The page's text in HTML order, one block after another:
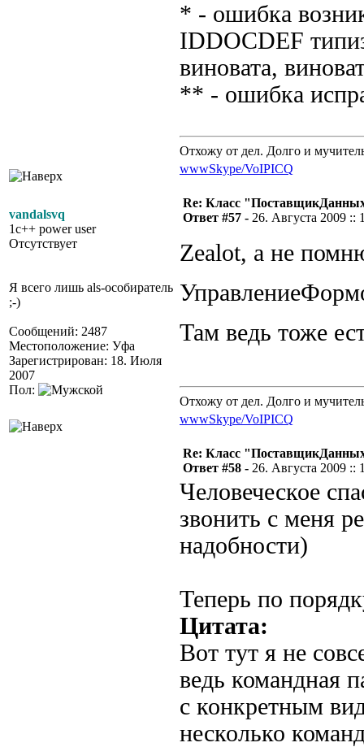
* - ошибка
IDDOCDEF
виновата,
** - ошибка
Отхожу от дел. Долго и
wwwSkype/VoIPICQ
vandalsvq
1c++ power user
Отсутствует
Я всего лишь als-особиратель
;-)
Сообщений: 2487
Местоположение: Уфа
Зарегистрирован: 18. Июля
2007
Пол:
Re: Класс
Ответ #57 - 26. Августа 2009 ::
Zealot, а не
Там ведь тоже
Отхожу от дел. Долго и
wwwSkype/VoIPICQ
Re: Класс
Ответ #58 - 26. Августа 2009 ::
Человеческое
звонить с меня
надобности)
Теперь по
Цитата:
Вот тут я не
ведь командная
с конкретным
несколько